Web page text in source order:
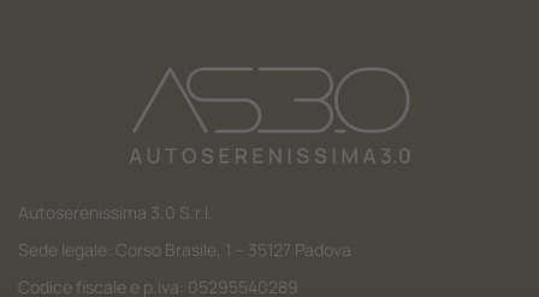
Autoserenissima 3.0 S.r.l.
Sede legale: Corso Brasile, 1 – 35127 Padova
Codice fiscale e p.iva: 05295540289